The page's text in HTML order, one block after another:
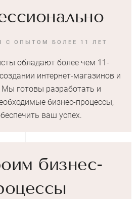
С ОПЫТОМ БОЛЕЕ 11 ЛЕТ
обладают более чем 11-
интернет-магазинов и
Мы готовы разработать и
бизнес-процессы,
ваш успех.
бизнес-